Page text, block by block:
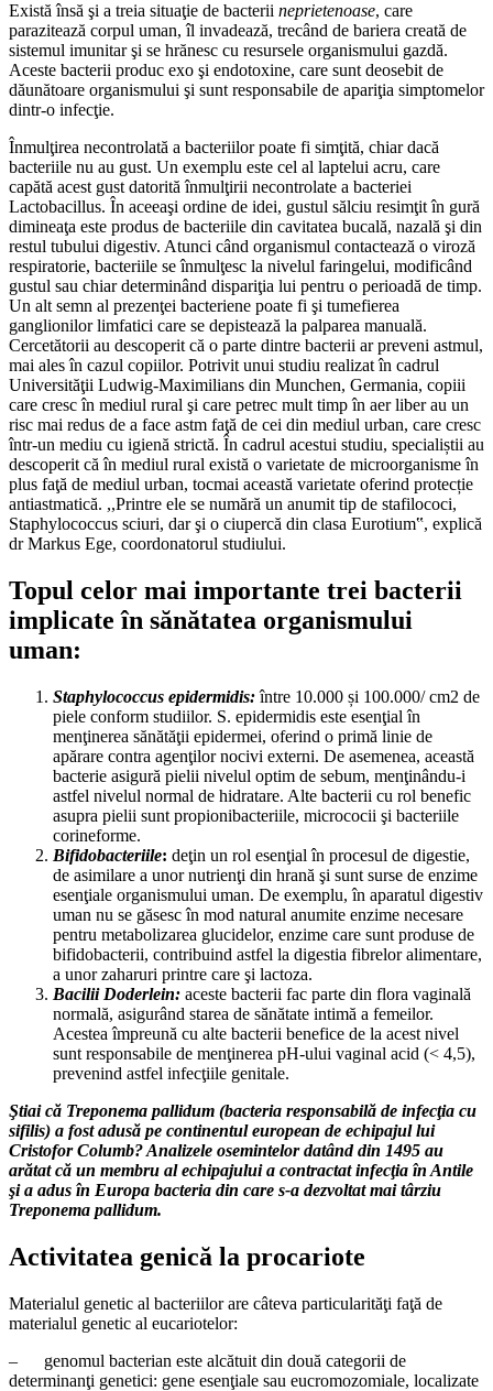
Există însă şi a treia situaţie de bacterii neprietenoase, care
parazitează corpul uman, îl invadează, trecând de bariera creată de
sistemul imunitar şi se hrănesc cu resursele organismului gazdă.
Aceste bacterii produc exo şi endotoxine, care sunt deosebit de
dăunătoare organismului şi sunt responsabile de apariţia simptomelor
dintr-o infecţie.
Înmulţirea necontrolată a bacteriilor poate fi simţită, chiar dacă
bacteriile nu au gust. Un exemplu este cel al laptelui acru, care
capătă acest gust datorită înmulţirii necontrolate a bacteriei
Lactobacillus. În aceeaşi ordine de idei, gustul sălciu resimţit în gură
dimineaţa este produs de bacteriile din cavitatea bucală, nazală şi din
restul tubului digestiv. Atunci când organismul contactează o viroză
respiratorie, bacteriile se înmulţesc la nivelul faringelui, modificând
gustul sau chiar determinând dispariţia lui pentru o perioadă de timp.
Un alt semn al prezenţei bacteriene poate fi şi tumefierea
ganglionilor limfatici care se depistează la palparea manuală.
Cercetătorii au descoperit că o parte dintre bacterii ar preveni astmul,
mai ales în cazul copiilor. Potrivit unui studiu realizat în cadrul
Universităţii Ludwig-Maximilians din Munchen, Germania, copiii
care cresc în mediul rural şi care petrec mult timp în aer liber au un
risc mai redus de a face astm faţă de cei din mediul urban, care cresc
într-un mediu cu igienă strictă. În cadrul acestui studiu, specialiștii au
descoperit că în mediul rural există o varietate de microorganisme în
plus faţă de mediul urban, tocmai această varietate oferind protecție
antiastmatică. ,,Printre ele se numără un anumit tip de stafilococi,
Staphylococcus sciuri, dar şi o ciupercă din clasa Eurotium‟, explică
dr Markus Ege, coordonatorul studiului.
Topul celor mai importante trei bacterii
implicate în sănătatea organismului
uman:
Staphylococcus epidermidis:între 10.000 și 100.000/ cm2 de
piele conform studiilor. S. epidermidis este esenţial în
menţinerea sănătăţii epidermei, oferind o primă linie de
apărare contra agenţilor nocivi externi. De asemenea, această
bacterie asigură pielii nivelul optim de sebum, menţinându-i
astfel nivelul normal de hidratare. Alte bacterii cu rol benefic
asupra pielii sunt propionibacteriile, micrococii şi bacteriile
corineforme.
Bifidobacteriile: deţin un rol esenţial în procesul de digestie,
de asimilare a unor nutrienţi din hrană şi sunt surse de enzime
esenţiale organismului uman. De exemplu, în aparatul digestiv
uman nu se găsesc în mod natural anumite enzime necesare
pentru metabolizarea glucidelor, enzime care sunt produse de
bifidobacterii, contribuind astfel la digestia fibrelor alimentare,
a unor zaharuri printre care şi lactoza.
Bacilii Doderlein: aceste bacterii fac parte din flora vaginală
normală, asigurând starea de sănătate intimă a femeilor.
Acestea împreună cu alte bacterii benefice de la acest nivel
sunt responsabile de menţinerea pH-ului vaginal acid (< 4,5),
prevenind astfel infecţiile genitale.
Ştiai că Treponema pallidum (bacteria responsabilă de infecţia cu
sifilis) a fost adusă pe continentul european de echipajul lui
Cristofor Columb? Analizele osemintelor datând din 1495 au
arătat că un membru al echipajului a contractat infecţia în Antile
şi a adus în Europa bacteria din care s-a dezvoltat mai târziu
Treponema pallidum.
Activitatea genică la procariote
Materialul genetic al bacteriilor are câteva particularităţi faţă de
materialul genetic al eucariotelor:
– genomul bacterian este alcătuit din două categorii de
determinanţi genetici: gene esenţiale sau eucromozomiale, localizate